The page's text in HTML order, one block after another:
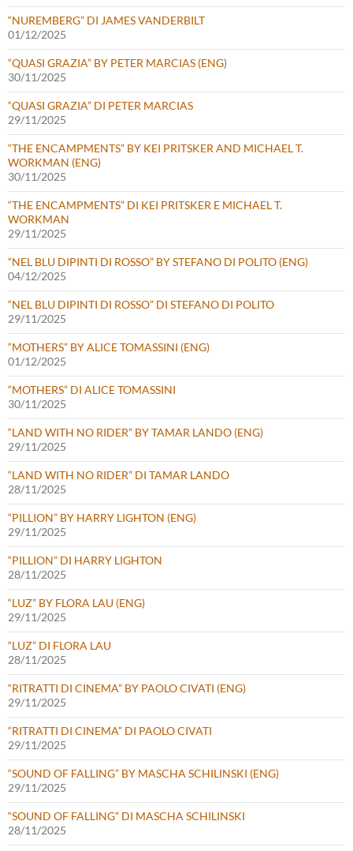
“NUREMBERG” DI JAMES VANDERBILT
01/12/2025
“QUASI GRAZIA” BY PETER MARCIAS (ENG)
30/11/2025
“QUASI GRAZIA” DI PETER MARCIAS
29/11/2025
“THE ENCAMPMENTS” BY KEI PRITSKER AND MICHAEL T.
WORKMAN (ENG)
30/11/2025
“THE ENCAMPMENTS” DI KEI PRITSKER E MICHAEL T.
WORKMAN
29/11/2025
“NEL BLU DIPINTI DI ROSSO” BY STEFANO DI POLITO (ENG)
04/12/2025
“NEL BLU DIPINTI DI ROSSO” DI STEFANO DI POLITO
29/11/2025
“MOTHERS” BY ALICE TOMASSINI (ENG)
01/12/2025
“MOTHERS” DI ALICE TOMASSINI
30/11/2025
“LAND WITH NO RIDER” BY TAMAR LANDO (ENG)
29/11/2025
“LAND WITH NO RIDER” DI TAMAR LANDO
28/11/2025
“PILLION” BY HARRY LIGHTON (ENG)
29/11/2025
“PILLION” DI HARRY LIGHTON
28/11/2025
“LUZ” BY FLORA LAU (ENG)
29/11/2025
“LUZ” DI FLORA LAU
28/11/2025
“RITRATTI DI CINEMA” BY PAOLO CIVATI (ENG)
29/11/2025
“RITRATTI DI CINEMA” DI PAOLO CIVATI
29/11/2025
“SOUND OF FALLING” BY MASCHA SCHILINSKI (ENG)
29/11/2025
“SOUND OF FALLING” DI MASCHA SCHILINSKI
28/11/2025